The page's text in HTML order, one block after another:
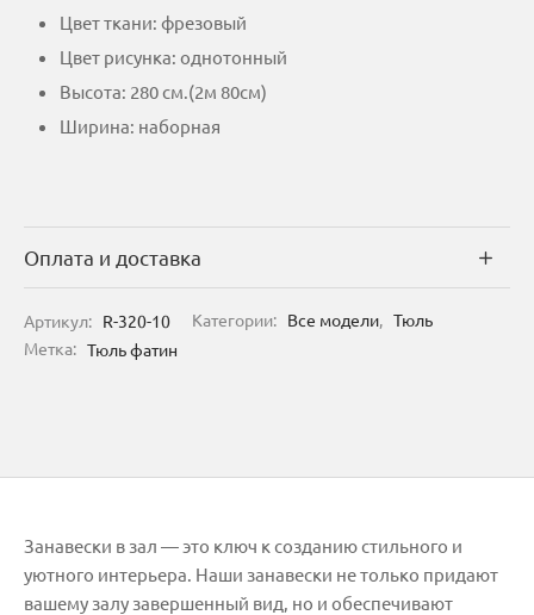
Цвет ткани: фрезовый
Цвет рисунка: однотонный
Высота: 280 см.(2м 80см)
Ширина: наборная
Оплата и доставка
Артикул: R-320-10 Категории: Все модели, Тюль
Метка: Тюль фатин
Занавески в зал — это ключ к созданию стильного и
уютного интерьера. Наши занавески не только придают
вашему залу завершенный вид, но и обеспечивают